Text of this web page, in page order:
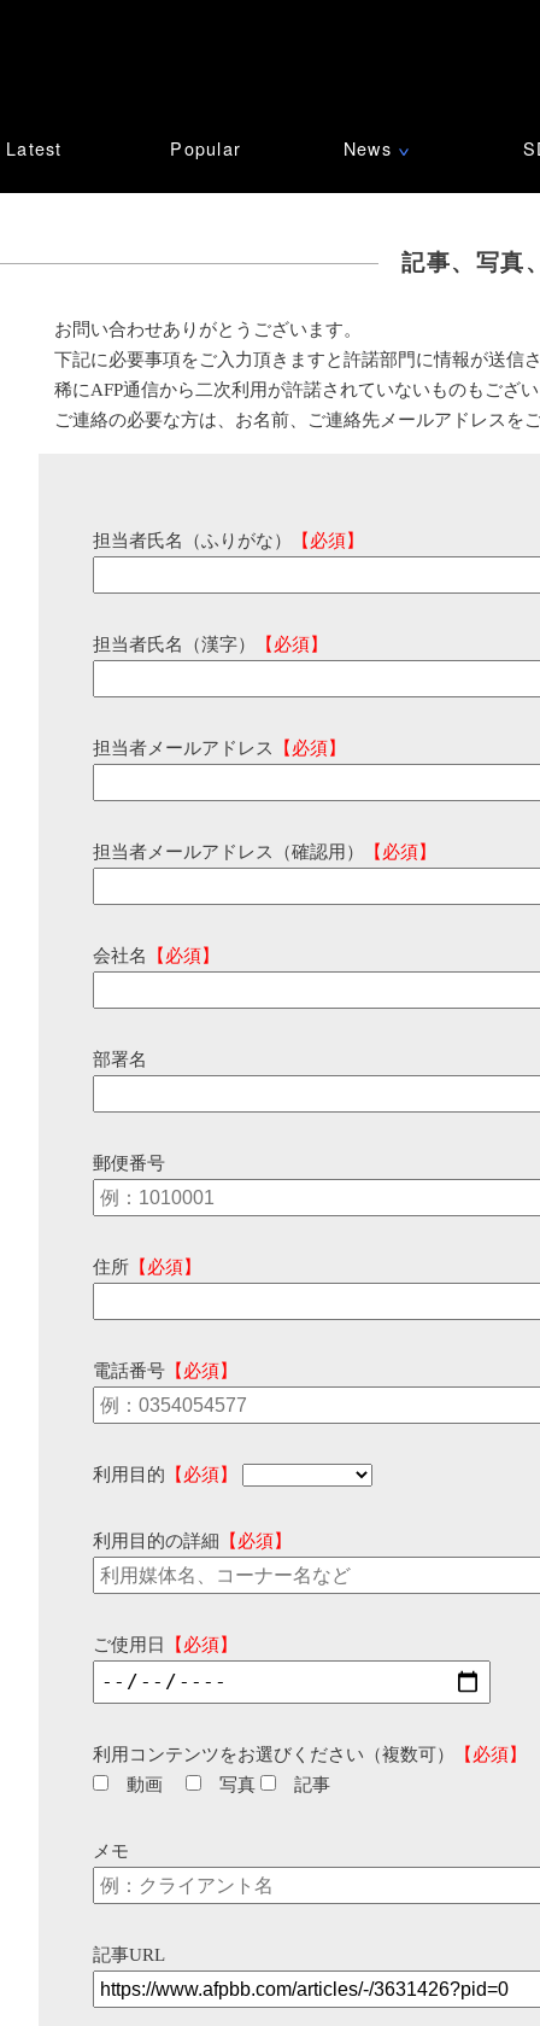
Latest Popular News ∨
記事、写真
お問い合わせありがとうございます。
下記に必要事項をご入力頂きますと許諾部門に情報が送信
稀にAFP通信から二次利用が許諾されていないものもござ
ご連絡の必要な方は、お名前、ご連絡先メールアドレスを
担当者氏名（ふりがな） 【必須】
担当者氏名（漢字） 【必須】
担当者メールアドレス 【必須】
担当者メールアドレス（確認用） 【必須】
会社名 【必須】
部署名
郵便番号
住所 【必須】
電話番号 【必須】
利用目的 【必須】
利用目的の詳細 【必須】
ご使用日 【必須】
利用コンテンツをお選びください（複数可）
【必須】
動画
写真 記事
メモ
記事URL